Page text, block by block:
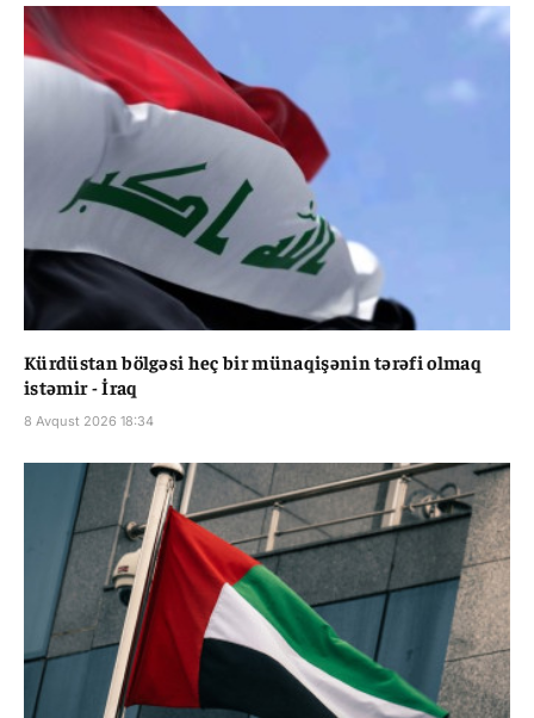
Kürdüstan bölgəsi heç bir münaqişənin tərəfi olmaq
istəmir - İraq
8 Avqust 2026 18:34